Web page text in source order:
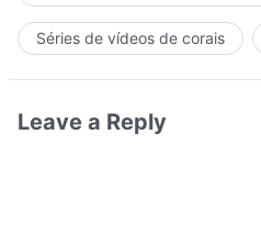
Séries de vídeos de corais
Leave a Reply